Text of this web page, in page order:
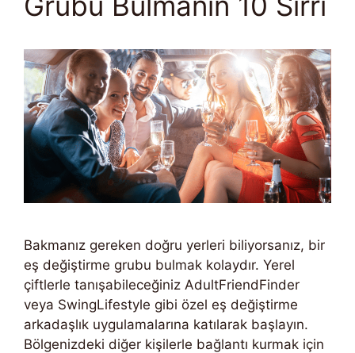
Bakmanız gereken doğru yerleri biliyorsanız, bir
eş değiştirme grubu bulmak kolaydır. Yerel
çiftlerle tanışabileceğiniz AdultFriendFinder
veya SwingLifestyle gibi özel eş değiştirme
arkadaşlık uygulamalarına katılarak başlayın.
Bölgenizdeki diğer kişilerle bağlantı kurmak için